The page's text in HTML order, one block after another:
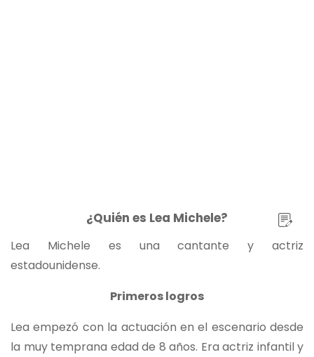
¿Quién es Lea Michele?
Lea Michele es una cantante y actriz
estadounidense.
Primeros logros
Lea empezó con la actuación en el escenario desde
la muy temprana edad de 8 años. Era actriz infantil y